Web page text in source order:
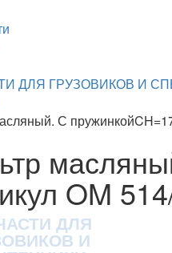
ДЛЯ ГРУЗОВИКОВ И
С
OM
ДЛЯ
И